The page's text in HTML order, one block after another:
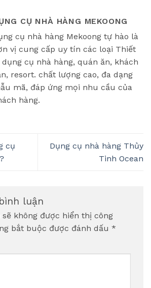
CỤ NHÀ HÀNG MEKOONG
cụ nhà hàng Mekoong tự hào là
vị cung cấp uy tín các loại Thiết
dụng cụ nhà hàng, quán ăn, khách
resort. chất lượng cao, đa dạng
mã, đáp ứng mọi nhu cầu của
hàng.
cụ
Dụng cụ nhà hàng Thủy
Tinh Ocean
luận
sẽ không được hiển thị công
bắt buộc được đánh dấu *